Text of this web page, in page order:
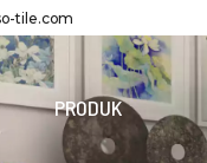
tile.com
PRODUK